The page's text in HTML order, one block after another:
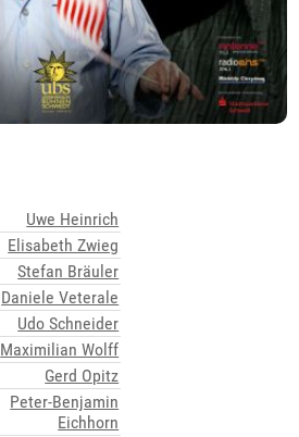
Uwe Heinrich
Elisabeth Zwieg
Stefan Bräuler
Daniele Veterale
Udo Schneider
Maximilian Wolff
Gerd Opitz
Peter-Benjamin
Eichhorn